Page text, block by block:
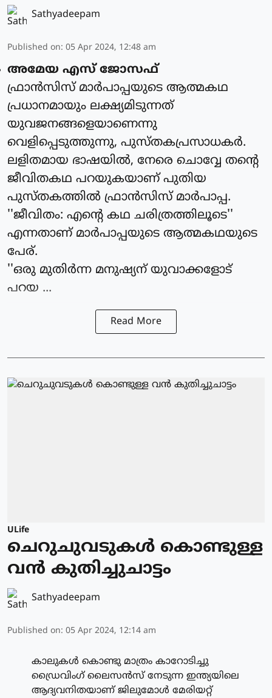
Sathyadeepam
Published on: 05 Apr 2024, 12:48 am
അമേയ എസ് ജോസഫ്
ഫ്രാന്‍സിസ് മാര്‍പാപ്പയുടെ ആത്മകഥ
പ്രധാനമായും ലക്ഷ്യമിടുന്നത്
യുവജനങ്ങളെയാണെന്നു
വെളിപ്പെടുത്തുന്നു, പുസ്തകപ്രസാധകര്‍.
ലളിതമായ ഭാഷയില്‍, നേരെ ചൊവ്വേ തന്റെ
ജീവിതകഥ പറയുകയാണ് പുതിയ
പുസ്തകത്തില്‍ ഫ്രാന്‍സിസ് മാര്‍പാപ്പ.
''ജീവിതം: എന്റെ കഥ ചരിത്രത്തിലൂടെ''
എന്നതാണ് മാര്‍പാപ്പയുടെ ആത്മകഥയുടെ
പേര്.
''ഒരു മുതിര്‍ന്ന മനുഷ്യന് യുവാക്കളോട്
പറയ ...
Read More
ULife
ചെറുചുവടുകള്‍ കൊണ്ടുള്ള
വന്‍ കുതിച്ചുചാട്ടം
Sathyadeepam
Published on: 05 Apr 2024, 12:14 am
കാലുകള്‍ കൊണ്ടു മാത്രം കാറോടിച്ചു
ഡ്രൈവിംഗ് ലൈസന്‍സ് നേടുന്ന ഇന്ത്യയിലെ
ആദ്യവനിതയാണ് ജിലുമോള്‍ മേരിയറ്റ്